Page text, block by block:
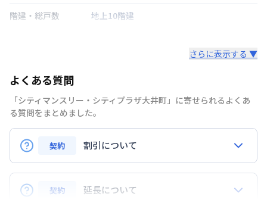
階建・総戸数
地上10階建
禁煙・喫煙
京浜東北・根岸線
駐車場
さらに表示する ▼
よくある質問
「シティマンスリー・シティプラザ大井町」に寄せられるよくあ
る質問をまとめました。
契約 割引について
Q.リピーターの場合、割引はありますか？
A.はい、ございます。リピーターのお客様にはリピー
ター特典といたしまして、毎月の賃料から3,000円割
契約 延長について